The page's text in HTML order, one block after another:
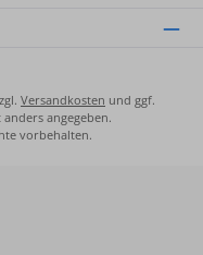
Versandkosten und ggf.
angegeben.
vorbehalten.